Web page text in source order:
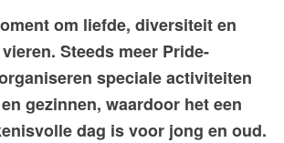
om liefde, diversiteit en
Steeds meer Pride-
speciale activiteiten
gezinnen, waardoor het een
dag is voor jong en oud.